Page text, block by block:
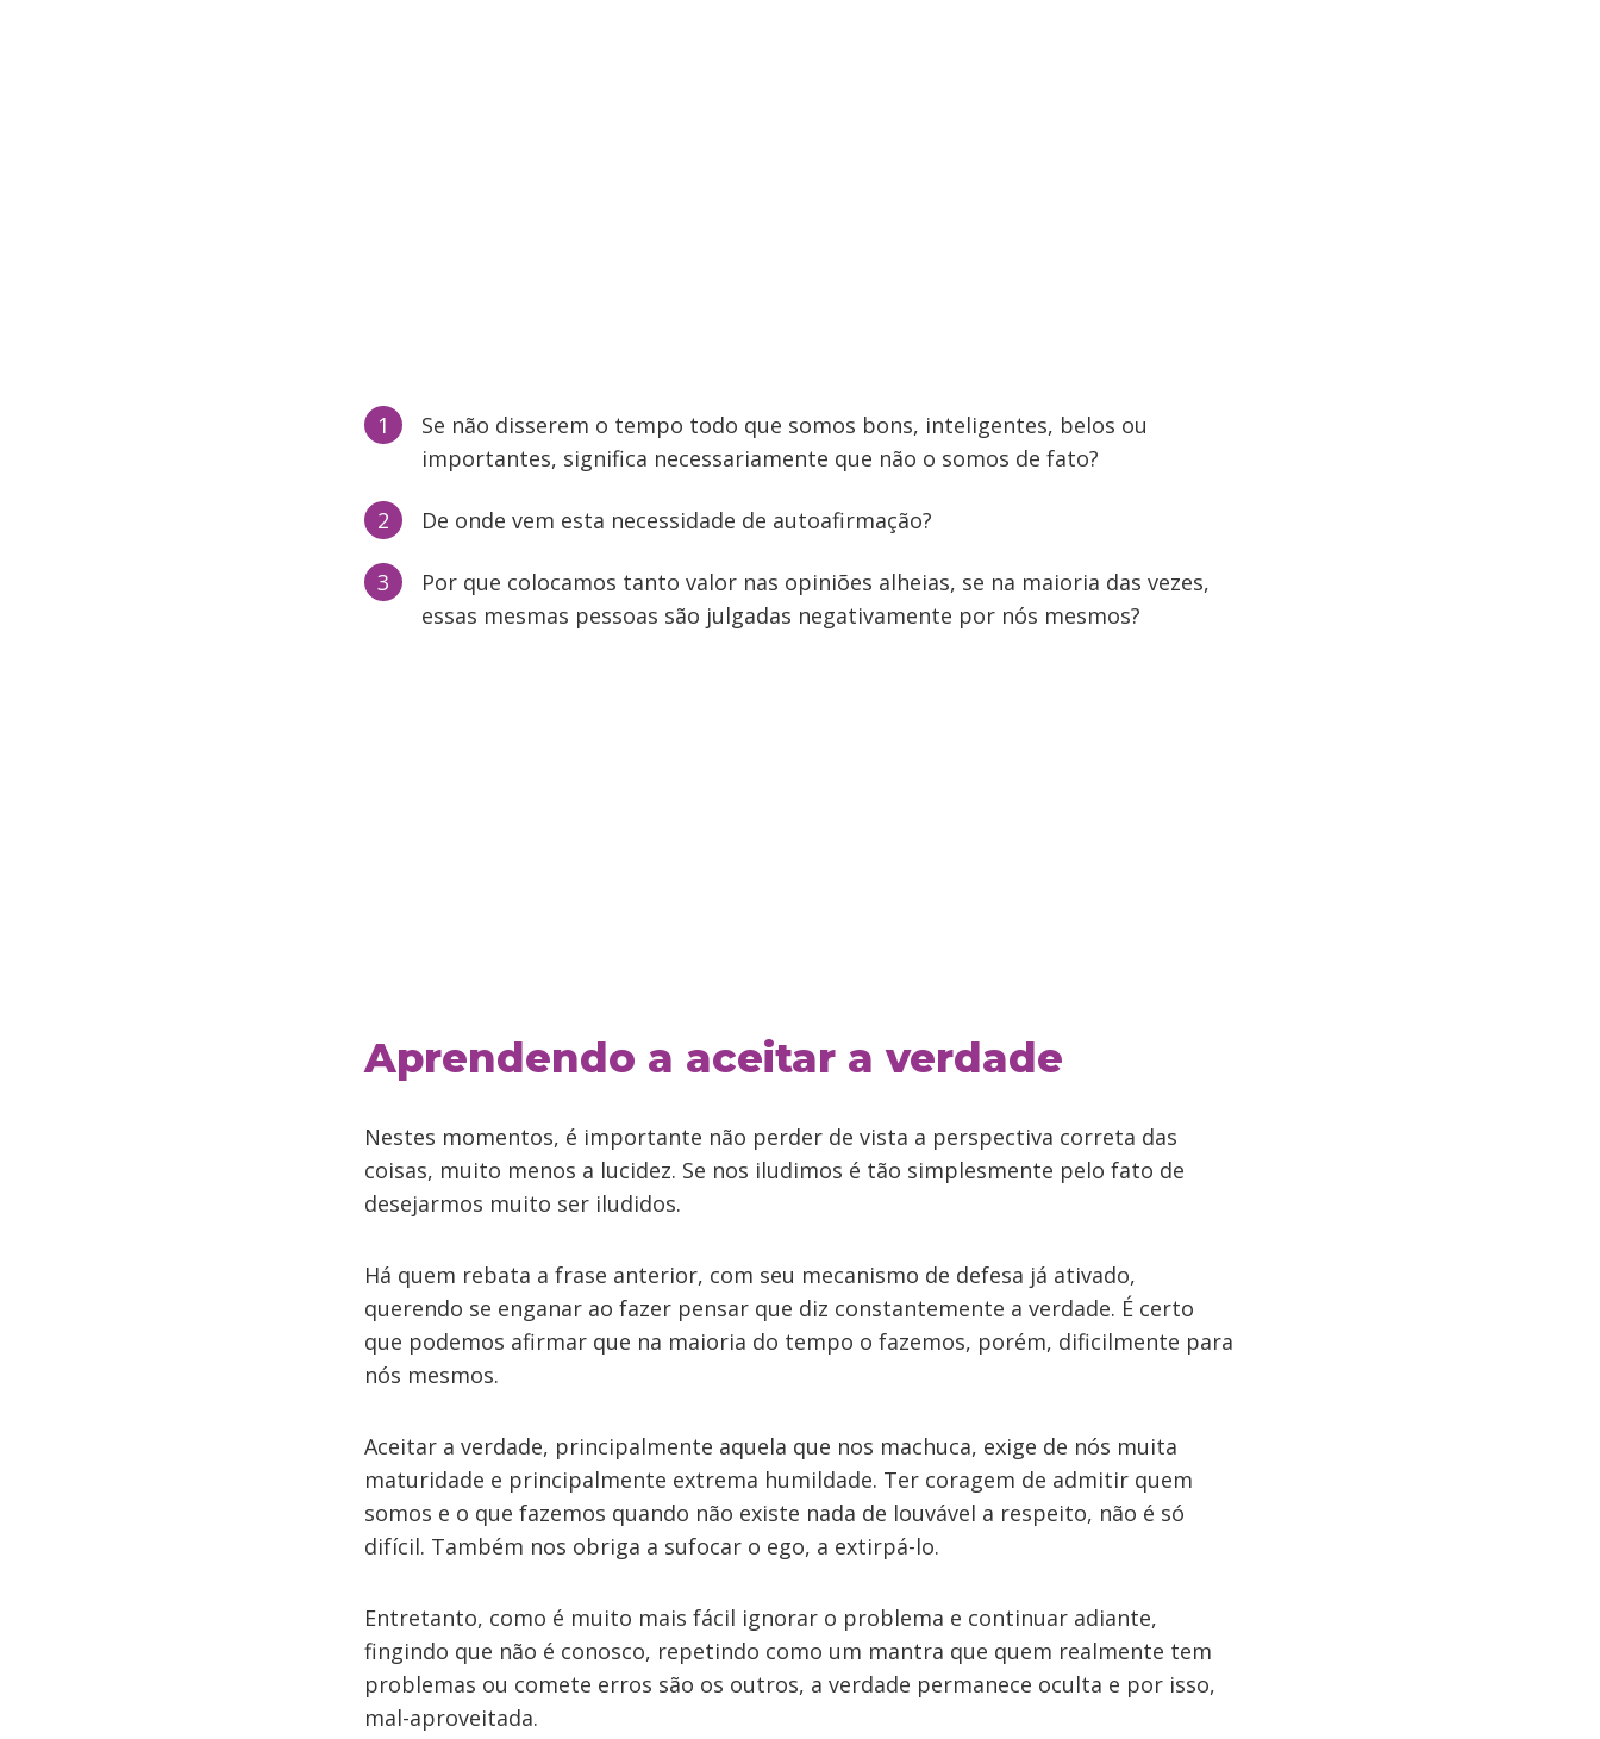
Se não disserem o tempo todo que somos bons, inteligentes, belos ou
importantes, significa necessariamente que não o somos de fato?
De onde vem esta necessidade de autoafirmação?
Por que colocamos tanto valor nas opiniões alheias, se na maioria das vezes,
essas mesmas pessoas são julgadas negativamente por nós mesmos?
Aprendendo a aceitar a verdade
Nestes momentos, é importante não perder de vista a perspectiva correta das
coisas, muito menos a lucidez. Se nos iludimos é tão simplesmente pelo fato de
desejarmos muito ser iludidos.
Há quem rebata a frase anterior, com seu mecanismo de defesa já ativado,
querendo se enganar ao fazer pensar que diz constantemente a verdade. É certo
que podemos afirmar que na maioria do tempo o fazemos, porém, dificilmente para
nós mesmos.
Aceitar a verdade, principalmente aquela que nos machuca, exige de nós muita
maturidade e principalmente extrema humildade. Ter coragem de admitir quem
somos e o que fazemos quando não existe nada de louvável a respeito, não é só
difícil. Também nos obriga a sufocar o ego, a extirpá-lo.
Entretanto, como é muito mais fácil ignorar o problema e continuar adiante,
fingindo que não é conosco, repetindo como um mantra que quem realmente tem
problemas ou comete erros são os outros, a verdade permanece oculta e por isso,
mal-aproveitada.